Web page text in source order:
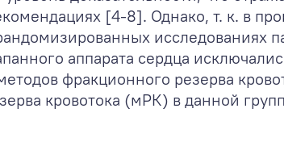
[4-8]. Однако, т. к. в
исследованиях
аппарата сердца
фракционного резерва
кровотока (мРК) в данной